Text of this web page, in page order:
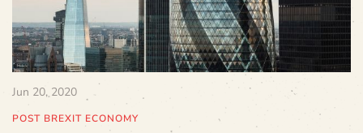
Jun 20, 2020
POST BREXIT ECONOMY